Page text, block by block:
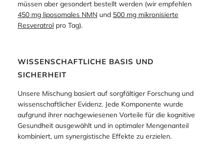
müssen aber gesondert bestellt werden (wir empfehlen
450 mg liposomales NMN und 500 mg mikronisierte
Resveratrol pro Tag).
WISSENSCHAFTLICHE BASIS UND
SICHERHEIT
Unsere Mischung basiert auf sorgfältiger Forschung und
wissenschaftlicher Evidenz. Jede Komponente wurde
aufgrund ihrer nachgewiesenen Vorteile für die kognitive
Gesundheit ausgewählt und in optimaler Mengenanteil
kombiniert, um synergistische Effekte zu erzielen.